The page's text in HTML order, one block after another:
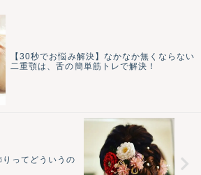
【30秒でお悩み解決】なかなか無くならない
二重顎は、舌の簡単筋トレで解決！
ってどういうの